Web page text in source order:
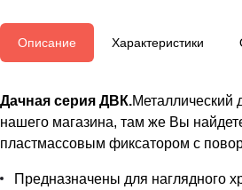
Описание Характеристики
Дачная серия ДВК.Металлический
нашего магазина, там же Вы
пластмассовым фиксатором с
Предназначены для наглядного